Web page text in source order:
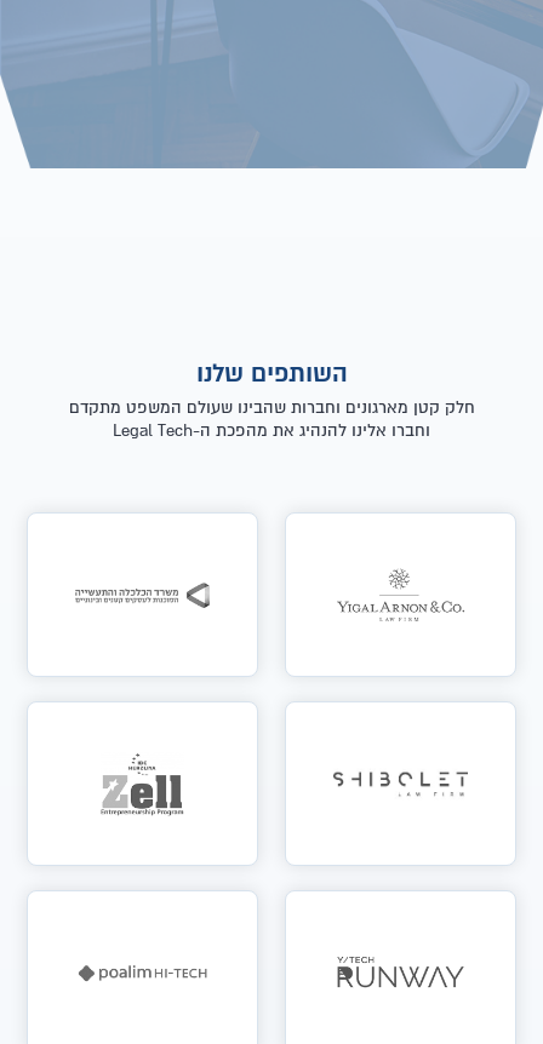
השותפים שלנו
חלק קטן מארגונים וחברות שהבינו שעולם המשפט מתקדם
וחברו אלינו להנהיג את מהפכת ה-Legal Tech